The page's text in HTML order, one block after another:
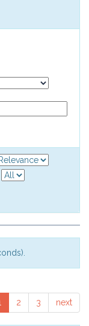
2 3 next